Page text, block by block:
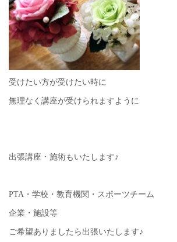
受けたい方が受けたい時に
無理なく講座が受けられますように
出張講座・施術もいたします♪
PTA・学校・教育機関・スポーツチーム
企業・施設等
ご希望ありましたら出張いたします♪